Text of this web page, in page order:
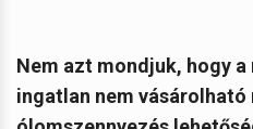
Nem azt mondjuk, hogy
ingatlan nem vásárolható